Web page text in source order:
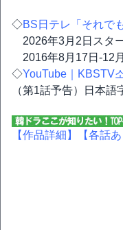
◇BS日テレ「それで
2026年3月2日スタ
2016年8月17日-12
◇YouTube｜KBSTV
（第1話予告）日本語
【作品詳細】 【各話